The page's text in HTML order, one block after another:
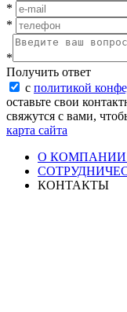
*
*
*
Получить ответ
с политикой
оставьте свои
свяжутся с вами,
карта сайта
О КОМПАНИИ
КОНТАКТЫ